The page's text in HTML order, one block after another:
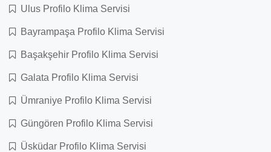
Ulus Profilo Klima Servisi
Bayrampaşa Profilo Klima Servisi
Başakşehir Profilo Klima Servisi
Galata Profilo Klima Servisi
Ümraniye Profilo Klima Servisi
Güngören Profilo Klima Servisi
Üsküdar Profilo Klima Servisi